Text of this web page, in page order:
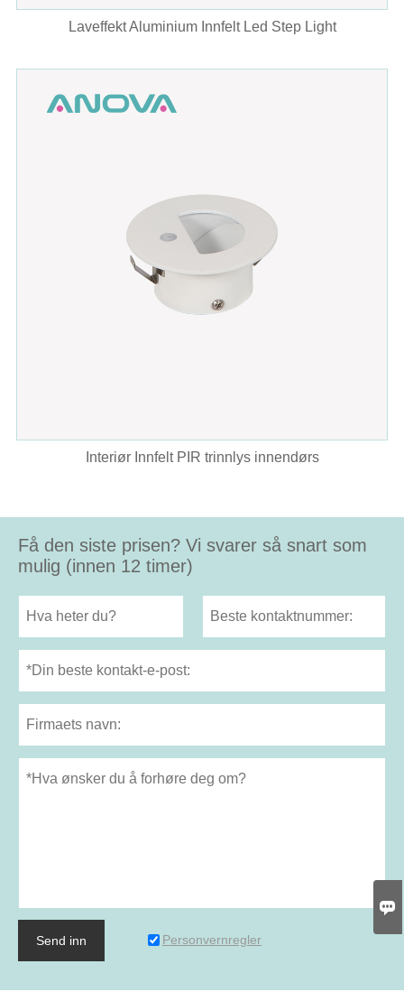
Laveffekt Aluminium Innfelt Led Step Light
Interiør Innfelt PIR trinnlys innendørs
Få den siste prisen? Vi svarer så snart som
mulig (innen 12 timer)
Send inn Personvernregler
